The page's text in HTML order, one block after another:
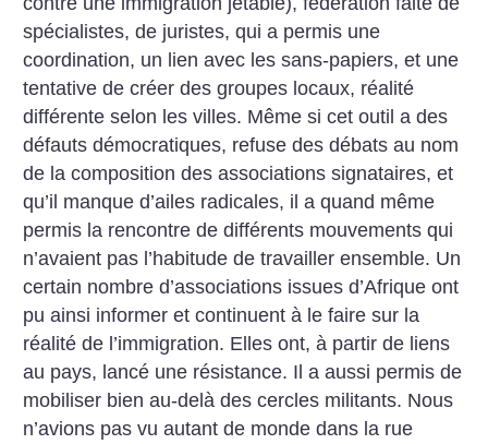
spécialistes, de juristes, qui a permis une
coordination, un lien avec les sans-papiers, et une
tentative de créer des groupes locaux, réalité
différente selon les villes. Même si cet outil a des
défauts démocratiques, refuse des débats au nom
de la composition des associations signataires, et
qu’il manque d’ailes radicales, il a quand même
permis la rencontre de différents mouvements qui
n’avaient pas l’habitude de travailler ensemble. Un
certain nombre d’associations issues d’Afrique ont
pu ainsi informer et continuent à le faire sur la
réalité de l’immigration. Elles ont, à partir de liens
au pays, lancé une résistance. Il a aussi permis de
mobiliser bien au-delà des cercles militants. Nous
n’avions pas vu autant de monde dans la rue